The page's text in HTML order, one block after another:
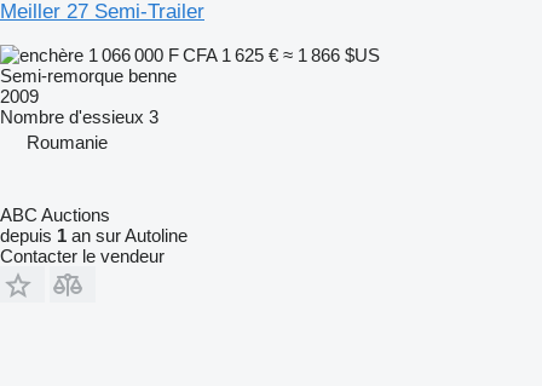
Meiller 27 Semi-Trailer
1 066 000 F CFA 1 625 € ≈ 1 866 $US
Semi-remorque benne
2009
Nombre d'essieux 3
Roumanie
ABC Auctions
depuis 1 an sur Autoline
Contacter le vendeur